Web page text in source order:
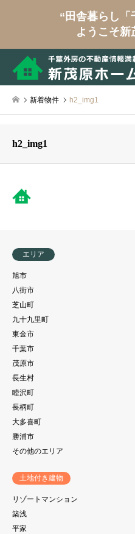
“田舎暮らし「
ようこそ新
新着物件 h2_img1
h2_img1
エリア
旭市
八街市
芝山町
九十九里町
東金市
千葉市
茂原市
長生村
睦沢町
長柄町
大多喜町
勝浦市
その他のエリア
土地付き建物
リゾートマンション
築浅
平家